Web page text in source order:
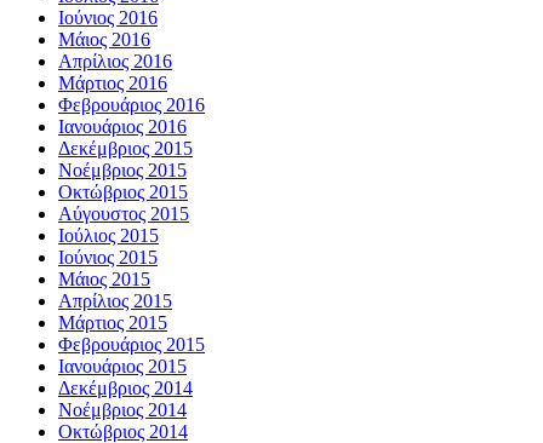
Ιούνιος 2016
Μάιος 2016
Απρίλιος 2016
Μάρτιος 2016
Φεβρουάριος 2016
Ιανουάριος 2016
Δεκέμβριος 2015
Νοέμβριος 2015
Οκτώβριος 2015
Αύγουστος 2015
Ιούλιος 2015
Ιούνιος 2015
Μάιος 2015
Απρίλιος 2015
Μάρτιος 2015
Φεβρουάριος 2015
Ιανουάριος 2015
Δεκέμβριος 2014
Νοέμβριος 2014
Οκτώβριος 2014